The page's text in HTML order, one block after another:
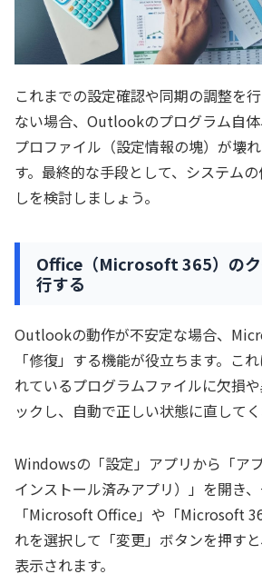
これまでの設定確認や同期の調整を
ない場合、Outlookのプログラム自
プロファイル（設定情報の塊）が壊
す。最終的な手段として、システム
しを検討しましょう。
Office（Microsoft 365）のク
行する
Outlookの動作が不安定な場合、
「修復」する機能が役立ちます。こ
れているプログラムファイルに欠損
ックし、自動で正しい状態に直してく
Windowsの「設定」アプリから「ア
インストール済みアプリ）」を開き
「Microsoft Office」や「Microsoft
れを選択して「変更」ボタンを押す
表示されます。